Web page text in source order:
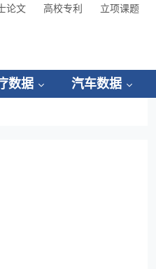
论文 高校专利 立项课题
数据 汽车数据